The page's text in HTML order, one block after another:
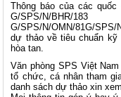
Thông báo của các quốc
G/SPS/N/
G/SPS/N/OMN/81G/
dự thảo về tiêu chuẩn
hòa tan.
Văn phòng SPS Việt
tổ chức, cá nhân tham
danh sách dự thảo xin